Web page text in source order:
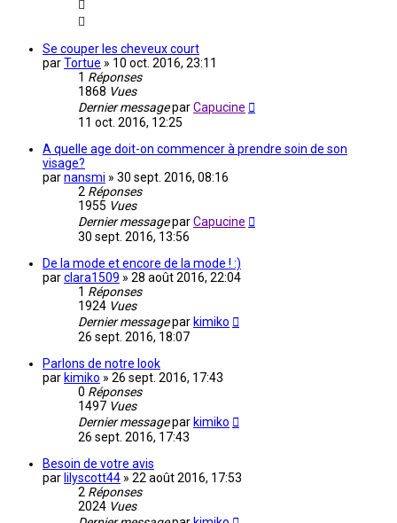
Se couper les cheveux court
parTortue » 10 oct. 2016, 23:11
1 Réponses
1868 Vues
Dernier messageparCapucine
11 oct. 2016, 12:25
A quelle age doit-on commencer à prendre soin de son
visage?
parnansmi » 30 sept. 2016, 08:16
2 Réponses
1955 Vues
Dernier messageparCapucine
30 sept. 2016, 13:56
De la mode et encore de la mode ! :)
parclara1509 » 28 août 2016, 22:04
1 Réponses
1924 Vues
Dernier messagepar kimiko
26 sept. 2016, 18:07
Parlons de notre look
par kimiko » 26 sept. 2016, 17:43
0 Réponses
1497 Vues
Dernier messagepar kimiko
26 sept. 2016, 17:43
Besoin de votre avis
par lilyscott44 » 22 août 2016, 17:53
2 Réponses
2024 Vues